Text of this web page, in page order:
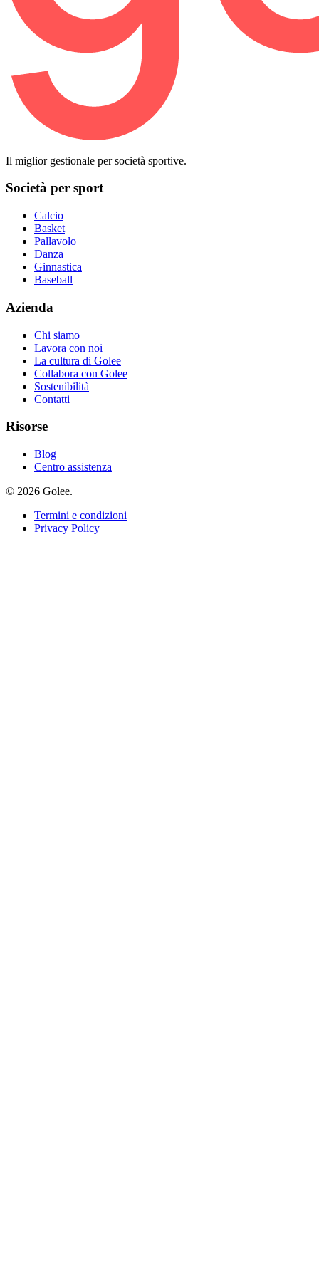
Il miglior gestionale per società sportive.
Società per sport
Calcio
Basket
Pallavolo
Danza
Ginnastica
Baseball
Azienda
Chi siamo
Lavora con noi
La cultura di Golee
Collabora con Golee
Sostenibilità
Contatti
Risorse
Blog
Centro assistenza
© 2026 Golee.
Termini e condizioni
Privacy Policy